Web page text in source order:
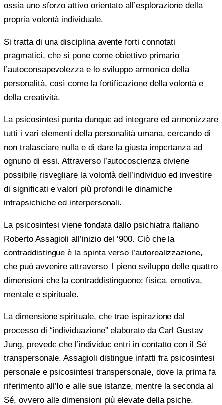
ossia uno sforzo attivo orientato all’esplorazione della
propria volontà individuale.
Si tratta di una disciplina avente forti connotati
pragmatici, che si pone come obiettivo primario
l’autoconsapevolezza e lo sviluppo armonico della
personalità, così come la fortificazione della volontà e
della creatività.
La psicosintesi punta dunque ad integrare ed armonizzare
tutti i vari elementi della personalità umana, cercando di
non tralasciare nulla e di dare la giusta importanza ad
ognuno di essi. Attraverso l’autocoscienza diviene
possibile risvegliare la volontà dell’individuo ed investire
di significati e valori più profondi le dinamiche
intrapsichiche ed interpersonali.
La psicosintesi viene fondata dallo psichiatra italiano
Roberto Assagioli all’inizio del ‘900. Ciò che la
contraddistingue è la spinta verso l’autorealizzazione,
che può avvenire attraverso il pieno sviluppo delle quattro
dimensioni che la contraddistinguono: fisica, emotiva,
mentale e spirituale.
La dimensione spirituale, che trae ispirazione dal
processo di “individuazione” elaborato da Carl Gustav
Jung, prevede che l’individuo entri in contatto con il Sé
transpersonale. Assagioli distingue infatti fra psicosintesi
personale e psicosintesi transpersonale, dove la prima fa
riferimento all’Io e alle sue istanze, mentre la seconda al
Sé, ovvero alle dimensioni più elevate della psiche.